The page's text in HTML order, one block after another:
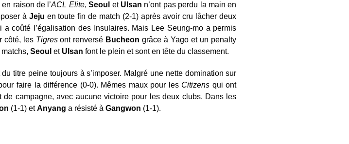
raison de l’ACL Elite,Seoul et Ulsan n’ont pas perdu la main en
à Jeju en toute fin de match (2-1) après avoir cru lâcher deux
coûté l’égalisation des Insulaires. Mais Lee Seung-mo a permis
côté, les Tigresont renversé Bucheon grâce à Yago et un penalty
Seoul et Ulsan font le plein et sont en tête du classement.
du titre peine toujours à s’imposer. Malgré une nette domination sur
faire la différence (0-0). Mêmes maux pour les Citizens qui ont
de campagne, avec aucune victoire pour les deux clubs. Dans les
(1-1) etAnyang a résisté à Gangwon (1-1).